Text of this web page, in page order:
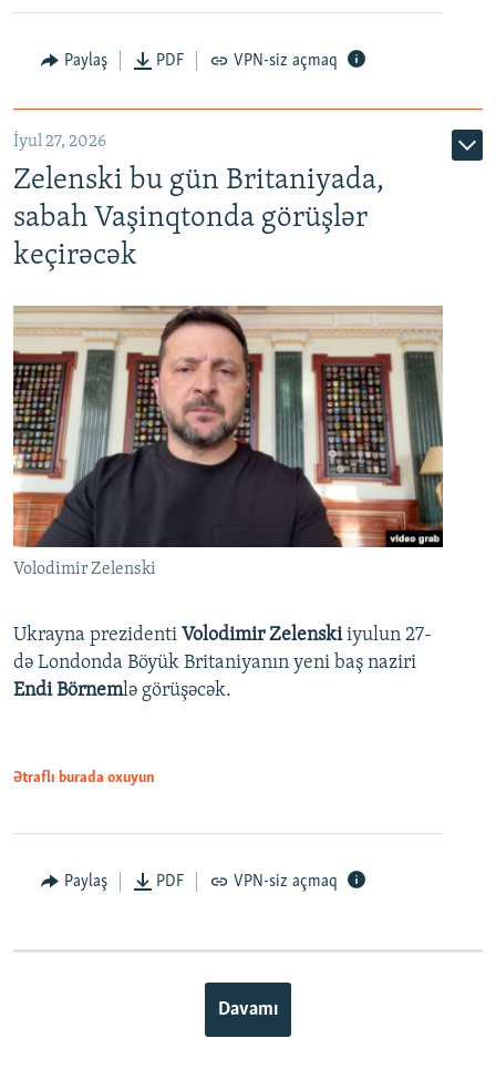
Paylaş PDF VPN-siz açmaq
İyul 27, 2026
Zelenski bu gün Britaniyada,
sabah Vaşinqtonda görüşlər
keçirəcək
Volodimir Zelenski
Ukrayna prezidenti Volodimir Zelenskiiyulun 27-
də Londonda Böyük Britaniyanın yeni baş naziri
Endi Börnemlə görüşəcək.
Ətraflı burada oxuyun
Paylaş PDF VPN-siz açmaq
Davamı